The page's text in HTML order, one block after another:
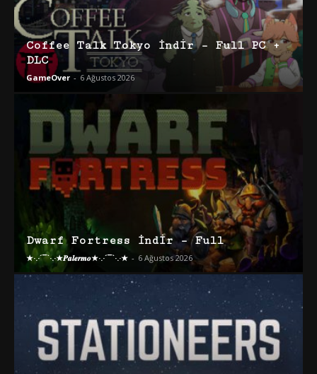
Coffee Talk Tokyo İndir – Full PC +
DLC
GameOver - 6 Ağustos 2026
Dwarf Fortress İndir – Full
★·.·´¯`·.·★𝑷𝒂𝒍𝒆𝒓𝒎𝒐★·.·´¯`·.·★ - 6 Ağustos 2026